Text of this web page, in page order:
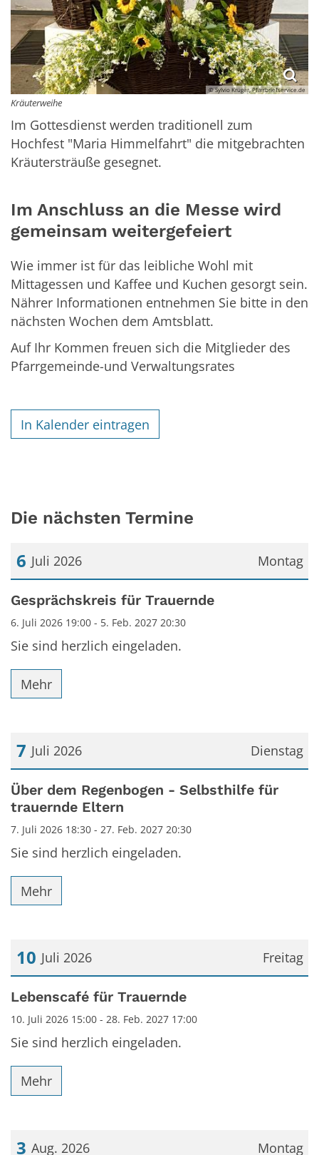
© Sylvio Krüger, Pfarrbriefservice.de
Kräuterweihe
Im Gottesdienst werden traditionell zum
Hochfest "Maria Himmelfahrt" die mitgebrachten
Kräutersträuße gesegnet.
Im Anschluss an die Messe wird
gemeinsam weitergefeiert
Wie immer ist für das leibliche Wohl mit
Mittagessen und Kaffee und Kuchen gesorgt sein.
Nährer Informationen entnehmen Sie bitte in den
nächsten Wochen dem Amtsblatt.
Auf Ihr Kommen freuen sich die Mitglieder des
Pfarrgemeinde-und Verwaltungsrates
In Kalender eintragen
Die nächsten Termine
Montag
6 Juli 2026
Datum: 6. Juli 2026
Gesprächskreis für Trauernde
6. Juli 2026 19:00 - 5. Feb. 2027 20:30
Sie sind herzlich eingeladen.
Mehr
Dienstag
7 Juli 2026
Datum: 7. Juli 2026
Über dem Regenbogen - Selbsthilfe für
trauernde Eltern
7. Juli 2026 18:30 - 27. Feb. 2027 20:30
Sie sind herzlich eingeladen.
Mehr
Freitag
10 Juli 2026
Datum: 10. Juli 2026
Lebenscafé für Trauernde
10. Juli 2026 15:00 - 28. Feb. 2027 17:00
Sie sind herzlich eingeladen.
Mehr
Montag
3 Aug. 2026